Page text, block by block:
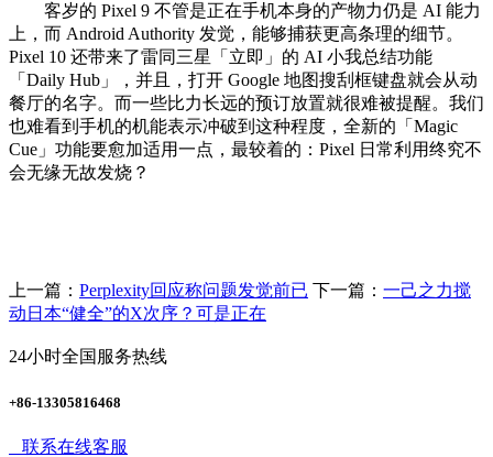
客岁的 Pixel 9 不管是正在手机本身的产物力仍是 AI 能力
上，而 Android Authority 发觉，能够捕获更高条理的细节。
Pixel 10 还带来了雷同三星「立即」的 AI 小我总结功能
「Daily Hub」，并且，打开 Google 地图搜刮框键盘就会从动
餐厅的名字。而一些比力长远的预订放置就很难被提醒。我们
也难看到手机的机能表示冲破到这种程度，全新的「Magic
Cue」功能要愈加适用一点，最较着的：Pixel 日常利用终究不
会无缘无故发烧？
上一篇： Perplexity回应称问题发觉前已 下一篇： 一己之力搅
动日本“健全”的X次序？可是正在
24小时全国服务热线
+86-13305816468
联系在线客服